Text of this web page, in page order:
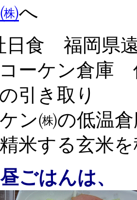
へ
ン㈱の低温
米する玄米
ごはんは、